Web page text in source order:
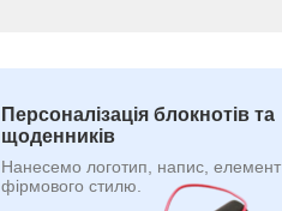
Персоналізація блокнотів та
щоденників
Нанесемо логотип, напис, елемент
фірмового стилю.